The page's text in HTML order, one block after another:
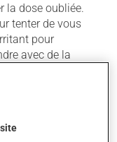
la dose oubliée.
tenter de vous
pour
avec de la
durant le